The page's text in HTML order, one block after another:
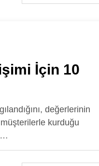
İçin 10
değerlerinin
müşterilerle kurduğu